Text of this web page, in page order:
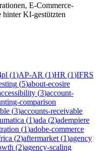
E-Commerce-
hinter KI-gestützten
(1)AP-AR (1)HR (1)IFRS
(5)about-ecosire
(3)account-
comparison
(3)accounts-receivable
(1)ada (2)adempiere
(1)adobe-commerce
(2)aftermarket (1)agency
(2)agency-scaling